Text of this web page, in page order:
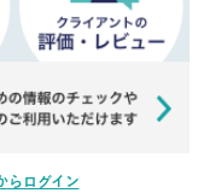
らログイン